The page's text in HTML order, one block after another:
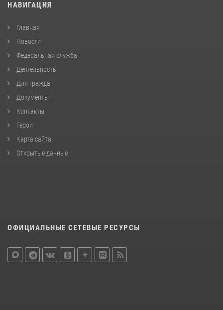
НАВИГАЦИЯ
Главная
Новости
Федеральная служба
Деятельность
Для граждан
Документы
Контакты
Герои
Карта сайта
Открытые данные
ОФИЦИАЛЬНЫЕ СЕТЕВЫЕ РЕСУРСЫ